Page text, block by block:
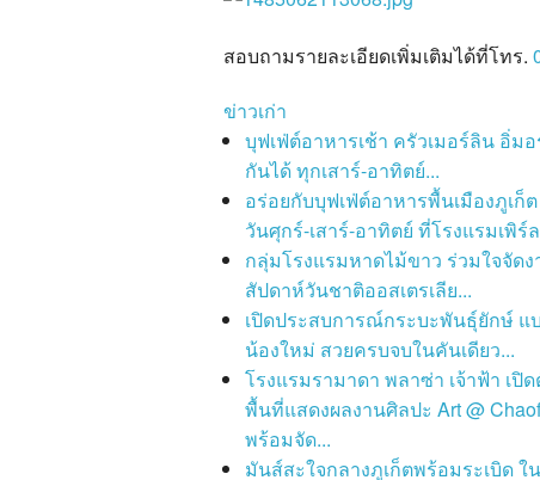
สอบถามรายละเอียดเพิ่มเติมได้ที่โทร.
ข่าวเก่า
บุฟเฟ่ต์อาหารเช้า ครัวเมอร์ลิน อิ่ม
กันได้ ทุกเสาร์-อาทิตย์...
อร่อยกับบุฟเฟ่ต์อาหารพื้นเมืองภูเก็
วันศุกร์-เสาร์-อาทิตย์ ที่โรงแรมเพิร์
กลุ่มโรงแรมหาดไม้ขาว ร่วมใจจัดง
สัปดาห์วันชาติออสเตรเลีย...
เปิดประสบการณ์กระบะพันธุ์ยักษ์ แ
น้องใหม่ สวยครบจบในคันเดียว...
โรงแรมรามาดา พลาซ่า เจ้าฟ้า เปิด
พื้นที่แสดงผลงานศิลปะ Art @
พร้อมจัด...
มันส์สะใจกลางภูเก็ตพร้อมระเบิด ใ